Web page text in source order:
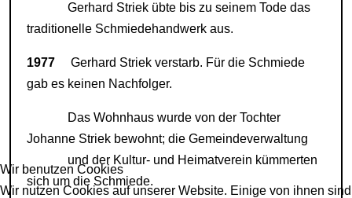
Gerhard Striek übte bis zu seinem Tode das
traditionelle Schmiedehandwerk aus.
1977 Gerhard Striek verstarb. Für die Schmiede
gab es keinen Nachfolger.
Das Wohnhaus wurde von der Tochter
Johanne Striek bewohnt; die Gemeindeverwaltung
und der Kultur- und Heimatverein kümmerten
sich um die Schmiede.
Wir benutzen Cookies
Wir nutzen Cookies auf unserer Website. Einige von ihnen sind